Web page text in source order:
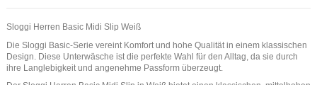
Sloggi Herren Basic Midi Slip Weiß
Die Sloggi Basic-Serie vereint Komfort und hohe Qualität in einem klassischen
Design. Diese Unterwäsche ist die perfekte Wahl für den Alltag, da sie durch
ihre Langlebigkeit und angenehme Passform überzeugt.